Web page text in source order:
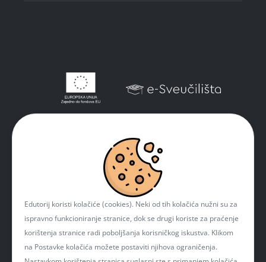
Edutorij koristi kolačiće (cookies). Neki od tih kolačića nužni su za
ispravno funkcioniranje stranice, dok se drugi koriste za praćenje
korištenja stranice radi poboljšanja korisničkog iskustva. Klikom
na Postavke kolačića možete postaviti njihova ograničenja.